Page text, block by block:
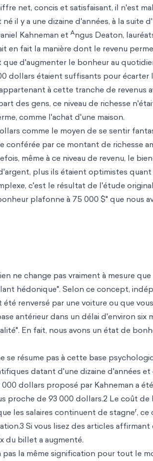
net, concis et satisfaisant, il n'est
il y a une dizaine d'années, à la suite
aniel Kahneman et Angus Deaton,
en fait la manière dont le revenu
d'augmenter le bonheur au
dollars étaient suffisants pour écarter
à cette tranche de revenus
des gens, ce niveau de richesse
comme l'achat d'une maison.
comme le moyen de se sentir
conférée par ce montant de richesse
même à ce niveau de revenu, le
plus ils étaient optimistes
c'est le résultat de l'étude
plafonne à 75 000 $" que nous
ne change pas vraiment à mesure
hédonique". Selon ce concept,
renversé par une voiture ou que
antérieur dans un délai d'environ six
En fait, nous avons un état de
se résume pas à cette base
datant d'une dizaine d'années
dollars proposé par Kahneman a
proche de 93 000 dollars.2 Le coût de
les salaires continuent de stagner, ce
Si vous lisez des articles
du billet a augmenté.
la même signification pour tout le